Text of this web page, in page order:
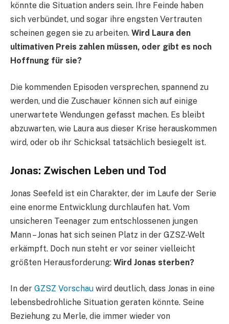
könnte die Situation anders sein. Ihre Feinde haben
sich verbündet, und sogar ihre engsten Vertrauten
scheinen gegen sie zu arbeiten. Wird Laura den
ultimativen Preis zahlen müssen, oder gibt es noch
Hoffnung für sie?
Die kommenden Episoden versprechen, spannend zu
werden, und die Zuschauer können sich auf einige
unerwartete Wendungen gefasst machen. Es bleibt
abzuwarten, wie Laura aus dieser Krise herauskommen
wird, oder ob ihr Schicksal tatsächlich besiegelt ist.
Jonas: Zwischen Leben und Tod
Jonas Seefeld ist ein Charakter, der im Laufe der Serie
eine enorme Entwicklung durchlaufen hat. Vom
unsicheren Teenager zum entschlossenen jungen
Mann – Jonas hat sich seinen Platz in der GZSZ-Welt
erkämpft. Doch nun steht er vor seiner vielleicht
größten Herausforderung: Wird Jonas sterben?
In der GZSZ Vorschau wird deutlich, dass Jonas in eine
lebensbedrohliche Situation geraten könnte. Seine
Beziehung zu Merle, die immer wieder von